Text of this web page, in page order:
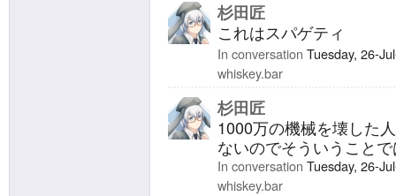
杉田匠
これはスパゲティ
In conversation Tuesday, 26-
whiskey.bar
杉田匠
1000万の機械を壊した
ないのでそういうこと
In conversation Tuesday, 26-
whiskey.bar